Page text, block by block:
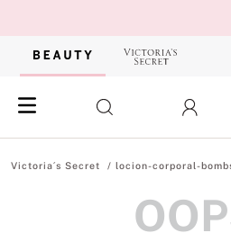
locion-corporal-